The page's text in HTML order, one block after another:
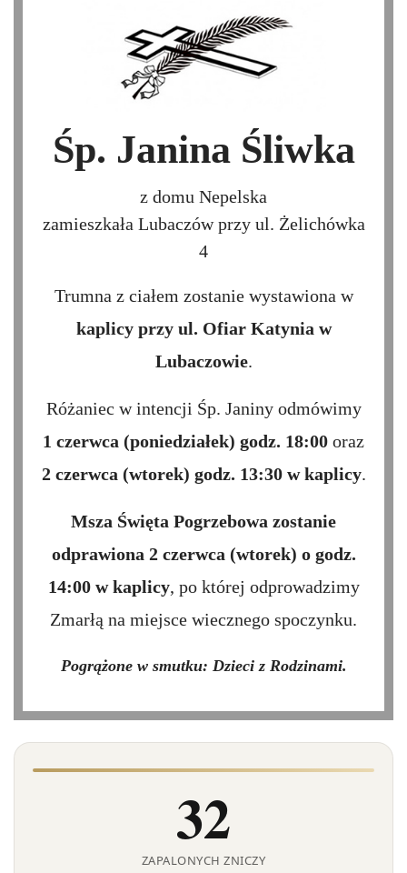
Śp. Janina Śliwka
z domu Nepelska
zamieszkała Lubaczów przy ul. Żelichówka
4
Trumna z ciałem zostanie wystawiona w
kaplicy przy ul. Ofiar Katynia w
Lubaczowie.
Różaniec w intencji Śp. Janiny odmówimy
1 czerwca (poniedziałek) godz. 18:00 oraz
2 czerwca (wtorek) godz. 13:30 w kaplicy.
Msza Święta Pogrzebowa zostanie
odprawiona 2 czerwca (wtorek) o godz.
14:00 w kaplicy, po której odprowadzimy
Zmarłą na miejsce wiecznego spoczynku.
Pogrążone w smutku: Dzieci z Rodzinami.
32
ZAPALONYCH ZNICZY